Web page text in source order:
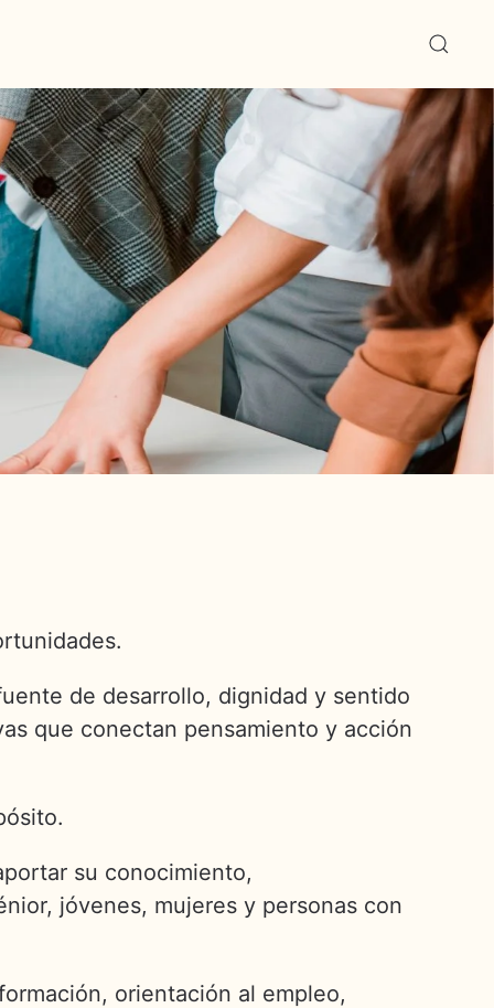
de desarrollo, dignidad y sentido
que conectan pensamiento y acción
su conocimiento,
jóvenes, mujeres y personas con
orientación al empleo,